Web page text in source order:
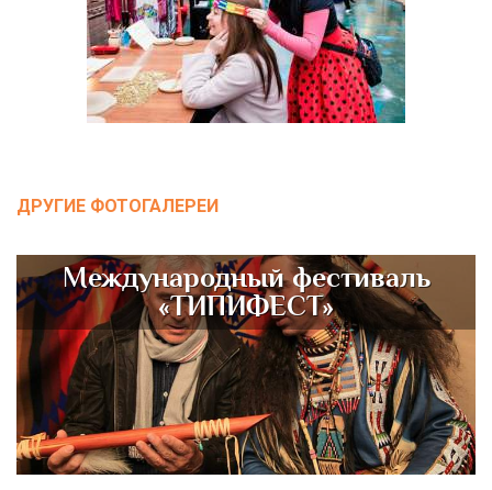
ДРУГИЕ ФОТОГАЛЕРЕИ
Международный фестиваль
«ТИПИФЕСТ»